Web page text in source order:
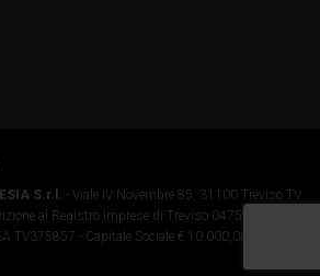
S.r.l.
- Viale IV Novembre 85, 31100 Treviso TV
al Registro Imprese di Treviso 04759890264 -
TV375857 - Capitale Sociale € 10.000,00 i.v.